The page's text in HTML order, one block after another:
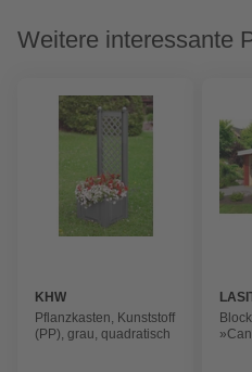
Weitere interessante
KHW
Pflanzkasten, Kunststoff
(PP), grau, quadratisch